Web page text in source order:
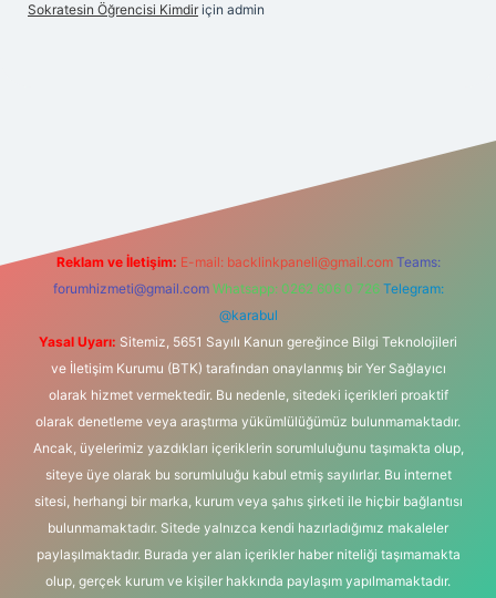
Sokratesin Öğrencisi Kimdir için admin
Reklam ve İletişim: E-mail: backlinkpaneli@gmail.com Teams:
forumhizmeti@gmail.com Whatsapp: 0262 606 0 726 Telegram:
@karabul
Yasal Uyarı: Sitemiz, 5651 Sayılı Kanun gereğince Bilgi Teknolojileri
ve İletişim Kurumu (BTK) tarafından onaylanmış bir Yer Sağlayıcı
olarak hizmet vermektedir. Bu nedenle, sitedeki içerikleri proaktif
olarak denetleme veya araştırma yükümlülüğümüz bulunmamaktadır.
Ancak, üyelerimiz yazdıkları içeriklerin sorumluluğunu taşımakta olup,
siteye üye olarak bu sorumluluğu kabul etmiş sayılırlar. Bu internet
sitesi, herhangi bir marka, kurum veya şahıs şirketi ile hiçbir bağlantısı
bulunmamaktadır. Sitede yalnızca kendi hazırladığımız makaleler
paylaşılmaktadır. Burada yer alan içerikler haber niteliği taşımamakta
olup, gerçek kurum ve kişiler hakkında paylaşım yapılmamaktadır.